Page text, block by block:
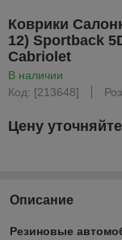
Коврики
12) Sportback
Cabriolet
В наличии
Код: [213648]
Цену уточняйте
Описание
Резиновые